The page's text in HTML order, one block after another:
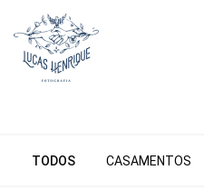
TODOS CASAMENTOS